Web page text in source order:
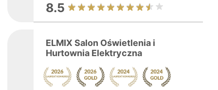
8.5
ELMIX Salon Oświetlenia i
Hurtownia Elektryczna